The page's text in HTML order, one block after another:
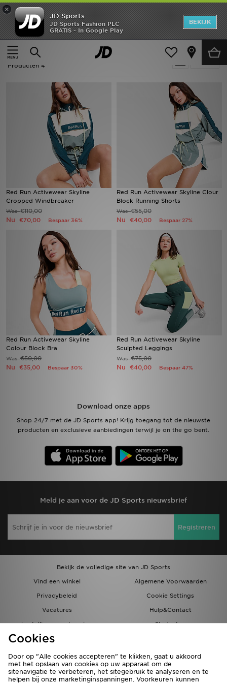
×
JD Sports
JD Sports Fashion PLC
GRATIS - In Google Play
BEKIJK
Thuis
Vrouwen
Sale | Vrouwen - Red Run Activewear
Producten 4
Red Run Activewear Skyline
Cropped Windbreaker
Was€110,00
Nu €70,00 Bespaar 36%
Red Run Activewear Skyline Clour
Block Running Shorts
Was€55,00
Nu €40,00 Bespaar 27%
Red Run Activewear Skyline
Colour Block Bra
Was€50,00
Nu €35,00 Bespaar 30%
Red Run Activewear Skyline
Sculpted Leggings
Was€75,00
Nu €40,00 Bespaar 47%
Download onze apps
Shop 24/7 met de JD Sports app! Krijg toegang tot de nieuwste
producten en exclusieve aanbiedingen terwijl je on the go bent.
Meld je aan voor de JD Sports nieuwsbrief
Registreren
Bekijk de volledige site van JD Sports
Vind een winkel
Algemene Voorwaarden
Privacybeleid
Cookie Settings
Vacatures
Hulp&Contact
bestellingen en levering
Studenten
Partnerprogramma
New In
Heren
Dames
OFFERS
Winkel Zoeken
Bestelling Traceren
Mijn JD
Klantenservice
Vacatures
Cookies
Door op "Alle cookies accepteren" te klikken, gaat u akkoord
met het opslaan van cookies op uw apparaat om de
sitenavigatie te verbeteren, het sitegebruik te analyseren en te
helpen bij onze marketinginspanningen. Voorkeuren kunnen